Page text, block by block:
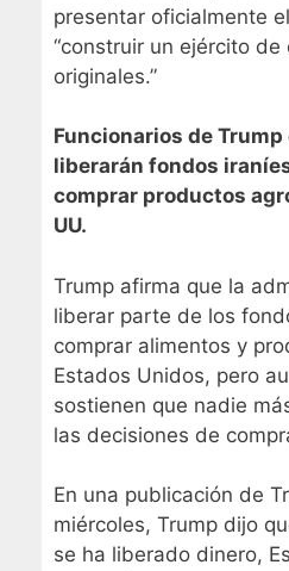
presentar oficialmente
“construir un ejército
originales.”
Funcionarios de
liberarán fondos
comprar productos
UU.
Trump afirma que la
liberar parte de los
comprar alimentos y
Estados Unidos, pero
sostienen que nadie
las decisiones de
En una publicación de
miércoles, Trump dijo
se ha liberado dinero,